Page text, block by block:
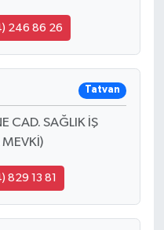
246 86 26
Tatvan
CAD. SAĞLIK İŞ
829 13 81